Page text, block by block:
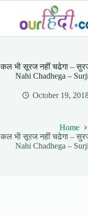
content
कल भी सूरज नहीं चढेगा –
Nahi Chadhega –
October 19,
Home
कल भी सूरज नहीं चढेगा –
Nahi Chadhega –